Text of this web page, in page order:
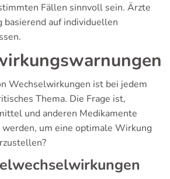
Fällen sinnvoll sein. Ärzte
basierend auf individuellen
Wechselwirkungen ist bei jedem
Thema. Die Frage ist,
und anderen Medikamente
um eine optimale Wirkung